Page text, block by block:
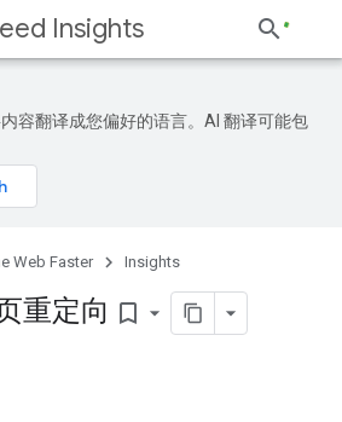
Insights
容翻译成您偏好的语言。AI 翻译可能包
Web Faster Insights
重定向 bookmark_border